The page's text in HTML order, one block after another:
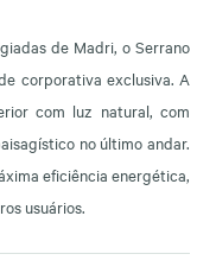
de Madri, o Serrano
corporativa exclusiva. A
com luz natural, com
no último andar.
eficiência energética,
usuários.